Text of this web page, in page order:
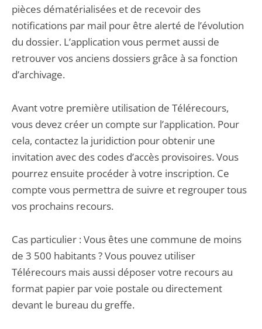
pièces dématérialisées et de recevoir des
notifications par mail pour être alerté de l’évolution
du dossier. L’application vous permet aussi de
retrouver vos anciens dossiers grâce à sa fonction
d’archivage.
Avant votre première utilisation de Télérecours,
vous devez créer un compte sur l’application. Pour
cela, contactez la juridiction pour obtenir une
invitation avec des codes d’accès provisoires. Vous
pourrez ensuite procéder à votre inscription. Ce
compte vous permettra de suivre et regrouper tous
vos prochains recours.
Cas particulier : Vous êtes une commune de moins
de 3 500 habitants ? Vous pouvez utiliser
Télérecours mais aussi déposer votre recours au
format papier par voie postale ou directement
devant le bureau du greffe.